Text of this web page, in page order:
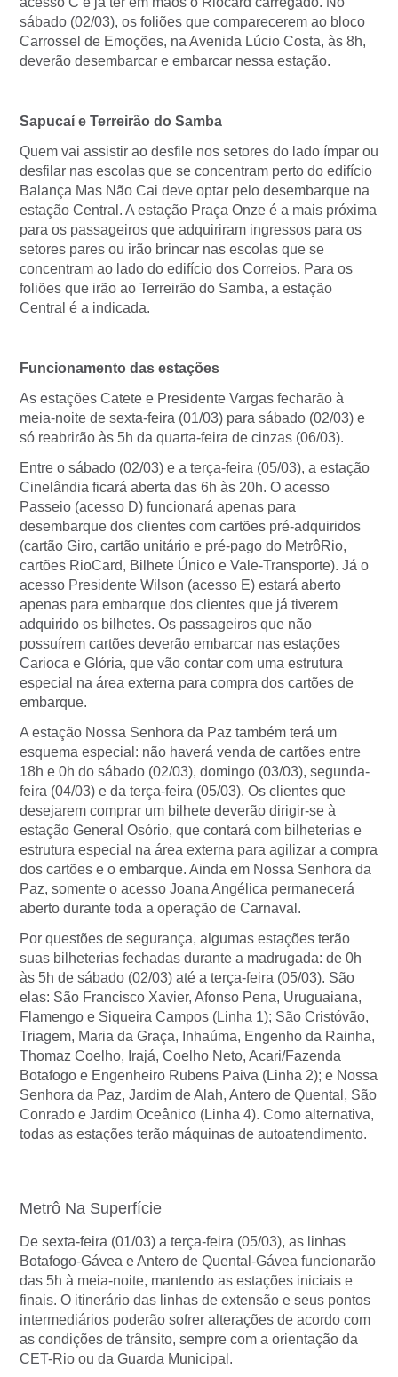
sábado (02/03), os foliões que comparecerem ao bloco
Carrossel de Emoções, na Avenida Lúcio Costa, às 8h,
deverão desembarcar e embarcar nessa estação.
Sapucaí e Terreirão do Samba
Quem vai assistir ao desfile nos setores do lado ímpar ou
desfilar nas escolas que se concentram perto do edifício
Balança Mas Não Cai deve optar pelo desembarque na
estação Central. A estação Praça Onze é a mais próxima
para os passageiros que adquiriram ingressos para os
setores pares ou irão brincar nas escolas que se
concentram ao lado do edifício dos Correios. Para os
foliões que irão ao Terreirão do Samba, a estação
Central é a indicada.
Funcionamento das estações
As estações Catete e Presidente Vargas fecharão à
meia-noite de sexta-feira (01/03) para sábado (02/03) e
só reabrirão às 5h da quarta-feira de cinzas (06/03).
Entre o sábado (02/03) e a terça-feira (05/03), a estação
Cinelândia ficará aberta das 6h às 20h. O acesso
Passeio (acesso D) funcionará apenas para
desembarque dos clientes com cartões pré-adquiridos
(cartão Giro, cartão unitário e pré-pago do MetrôRio,
cartões RioCard, Bilhete Único e Vale-Transporte). Já o
acesso Presidente Wilson (acesso E) estará aberto
apenas para embarque dos clientes que já tiverem
adquirido os bilhetes. Os passageiros que não
possuírem cartões deverão embarcar nas estações
Carioca e Glória, que vão contar com uma estrutura
especial na área externa para compra dos cartões de
embarque.
A estação Nossa Senhora da Paz também terá um
esquema especial: não haverá venda de cartões entre
18h e 0h do sábado (02/03), domingo (03/03), segunda-
feira (04/03) e da terça-feira (05/03). Os clientes que
desejarem comprar um bilhete deverão dirigir-se à
estação General Osório, que contará com bilheterias e
estrutura especial na área externa para agilizar a compra
dos cartões e o embarque. Ainda em Nossa Senhora da
Paz, somente o acesso Joana Angélica permanecerá
aberto durante toda a operação de Carnaval.
Por questões de segurança, algumas estações terão
suas bilheterias fechadas durante a madrugada: de 0h
às 5h de sábado (02/03) até a terça-feira (05/03). São
elas: São Francisco Xavier, Afonso Pena, Uruguaiana,
Flamengo e Siqueira Campos (Linha 1); São Cristóvão,
Triagem, Maria da Graça, Inhaúma, Engenho da Rainha,
Thomaz Coelho, Irajá, Coelho Neto, Acari/Fazenda
Botafogo e Engenheiro Rubens Paiva (Linha 2); e Nossa
Senhora da Paz, Jardim de Alah, Antero de Quental, São
Conrado e Jardim Oceânico (Linha 4). Como alternativa,
todas as estações terão máquinas de autoatendimento.
Metrô Na Superfície
De sexta-feira (01/03) a terça-feira (05/03), as linhas
Botafogo-Gávea e Antero de Quental-Gávea funcionarão
das 5h à meia-noite, mantendo as estações iniciais e
finais. O itinerário das linhas de extensão e seus pontos
intermediários poderão sofrer alterações de acordo com
as condições de trânsito, sempre com a orientação da
CET-Rio ou da Guarda Municipal.